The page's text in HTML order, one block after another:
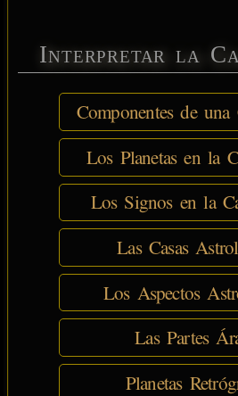
Interpretar la
Componentes de
Los Planetas en la
Los Signos en la
Las Casas
Los Aspectos
Las Partes
Planetas